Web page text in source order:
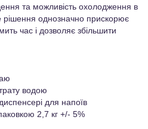
та можливість охолодження в
рішення однозначно прискорює
час і дозволяє збільшити
водою
для напоїв
2,7 кг +/- 5%